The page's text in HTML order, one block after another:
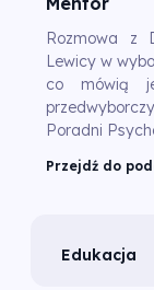
Rozmowa z
Lewicy w
co mówią
Poradni
Przejdź do
Edukacja